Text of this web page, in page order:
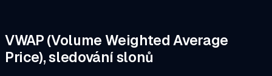
VWAP (Volume Weighted Average
Price), sledování slonů